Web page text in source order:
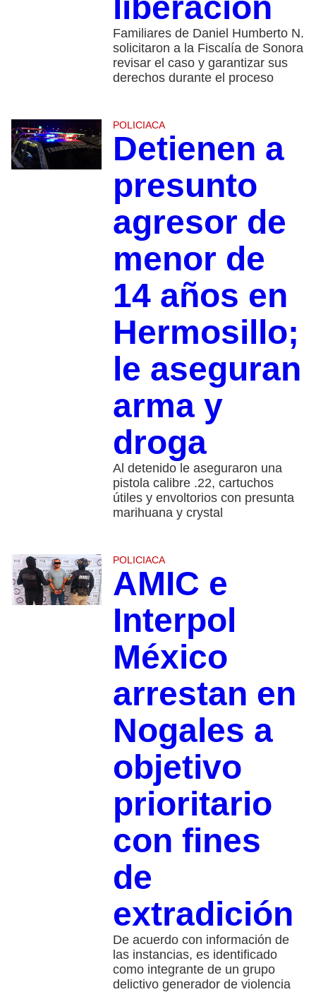
Familiares de Daniel Humberto N.
solicitaron a la Fiscalía de Sonora
revisar el caso y garantizar sus
derechos durante el proceso
POLICIACA
Detienen a
presunto
agresor de
menor de
14 años en
Hermosillo;
le aseguran
arma y
droga
Al detenido le aseguraron una
pistola calibre .22, cartuchos
útiles y envoltorios con presunta
marihuana y crystal
POLICIACA
AMIC e
Interpol
México
arrestan en
Nogales a
objetivo
prioritario
con fines
de
extradición
De acuerdo con información de
las instancias, es identificado
como integrante de un grupo
delictivo generador de violencia